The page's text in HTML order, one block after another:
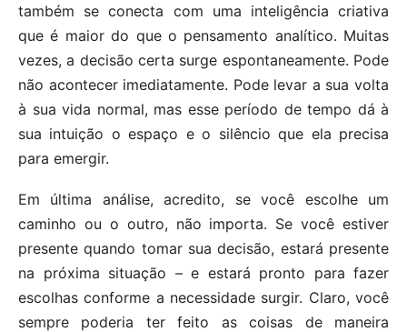
também se conecta com uma inteligência criativa
que é maior do que o pensamento analítico. Muitas
vezes, a decisão certa surge espontaneamente. Pode
não acontecer imediatamente. Pode levar a sua volta
à sua vida normal, mas esse período de tempo dá à
sua intuição o espaço e o silêncio que ela precisa
para emergir.
Em última análise, acredito, se você escolhe um
caminho ou o outro, não importa. Se você estiver
presente quando tomar sua decisão, estará presente
na próxima situação – e estará pronto para fazer
escolhas conforme a necessidade surgir. Claro, você
sempre poderia ter feito as coisas de maneira